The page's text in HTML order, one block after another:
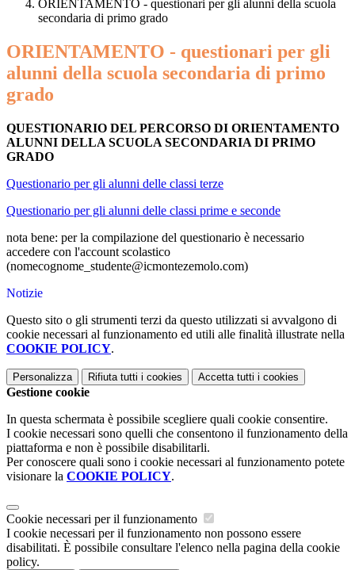
ORIENTAMENTO - questionari per gli alunni della scuola
secondaria di primo grado
ORIENTAMENTO - questionari per gli
alunni della scuola secondaria di primo
grado
QUESTIONARIO DEL PERCORSO DI ORIENTAMENTO
ALUNNI DELLA SCUOLA SECONDARIA DI PRIMO
GRADO
Questionario per gli alunni delle classi terze
Questionario per gli alunni delle classi prime e seconde
nota bene: per la compilazione del questionario è necessario
accedere con l'account scolastico
(nomecognome_studente@icmontezemolo.com)
Notizie
Questo sito o gli strumenti terzi da questo utilizzati si avvalgono di
cookie necessari al funzionamento ed utili alle finalità illustrate nella
COOKIE POLICY.
Personalizza Rifiuta tutti i cookies Accetta tutti i cookies
Gestione cookie
In questa schermata è possibile scegliere quali cookie consentire.
I cookie necessari sono quelli che consentono il funzionamento della
piattaforma e non è possibile disabilitarli.
Per conoscere quali sono i cookie necessari al funzionamento potete
visionare la COOKIE POLICY.
Cookie necessari per il funzionamento
I cookie necessari per il funzionamento non possono essere
disabilitati. È possibile consultare l'elenco nella pagina della cookie
policy.